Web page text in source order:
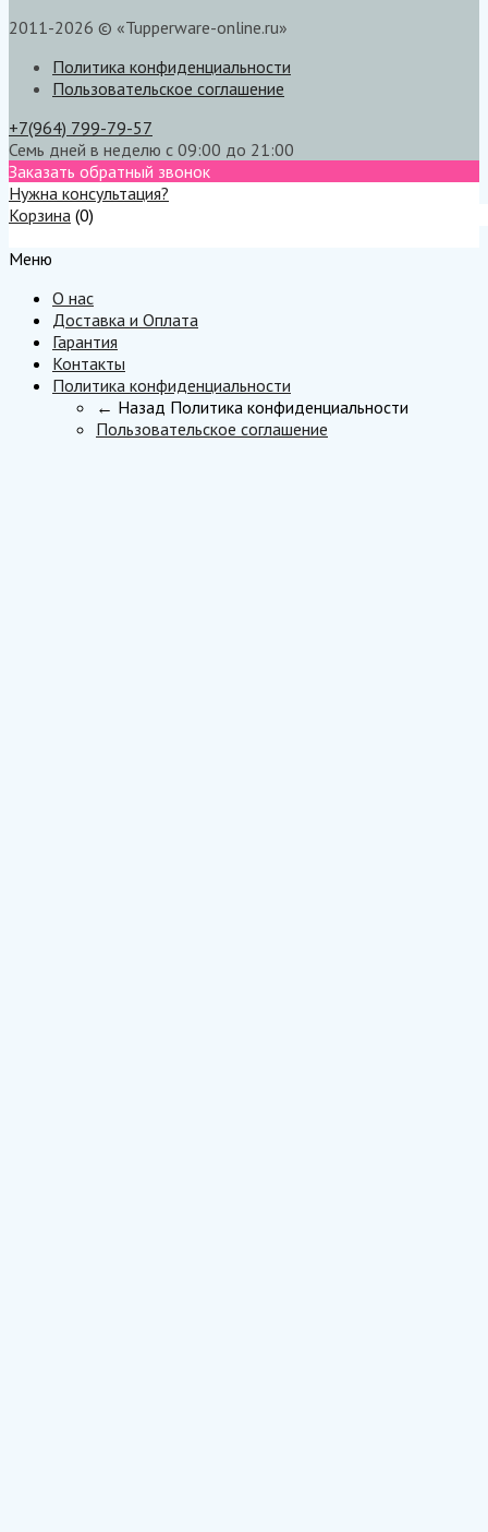
2011-2026 © «Tupperware-online.ru»
Политика конфиденциальности
Пользовательское соглашение
+7(964) 799-79-57
Семь дней в неделю с 09:00 до 21:00
Заказать обратный звонок
Нужна консультация?
Корзина (0)
Меню
О нас
Доставка и Оплата
Гарантия
Контакты
Политика конфиденциальности
← Назад Политика конфиденциальности
Пользовательское соглашение